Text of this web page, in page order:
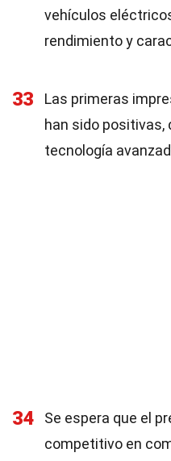
vehículos
rendimiento y
33
Las primeras
han sido
tecnología
34
Se espera que el
competitivo en